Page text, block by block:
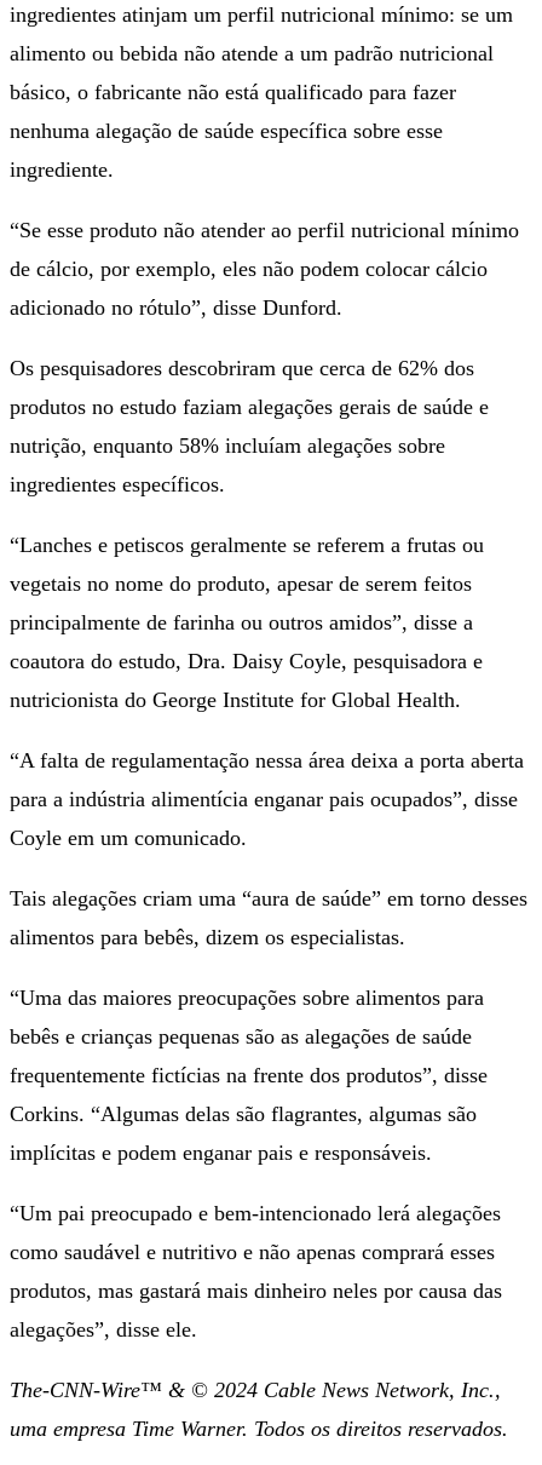
ingredientes atinjam um perfil nutricional mínimo: se um
alimento ou bebida não atende a um padrão nutricional
básico, o fabricante não está qualificado para fazer
nenhuma alegação de saúde específica sobre esse
ingrediente.
“Se esse produto não atender ao perfil nutricional mínimo
de cálcio, por exemplo, eles não podem colocar cálcio
adicionado no rótulo”, disse Dunford.
Os pesquisadores descobriram que cerca de 62% dos
produtos no estudo faziam alegações gerais de saúde e
nutrição, enquanto 58% incluíam alegações sobre
ingredientes específicos.
“Lanches e petiscos geralmente se referem a frutas ou
vegetais no nome do produto, apesar de serem feitos
principalmente de farinha ou outros amidos”, disse a
coautora do estudo, Dra. Daisy Coyle, pesquisadora e
nutricionista do George Institute for Global Health.
“A falta de regulamentação nessa área deixa a porta aberta
para a indústria alimentícia enganar pais ocupados”, disse
Coyle em um comunicado.
Tais alegações criam uma “aura de saúde” em torno desses
alimentos para bebês, dizem os especialistas.
“Uma das maiores preocupações sobre alimentos para
bebês e crianças pequenas são as alegações de saúde
frequentemente fictícias na frente dos produtos”, disse
Corkins. “Algumas delas são flagrantes, algumas são
implícitas e podem enganar pais e responsáveis.
“Um pai preocupado e bem-intencionado lerá alegações
como saudável e nutritivo e não apenas comprará esses
produtos, mas gastará mais dinheiro neles por causa das
alegações”, disse ele.
The-CNN-Wire™ & © 2024 Cable News Network, Inc.,
uma empresa Time Warner. Todos os direitos reservados.